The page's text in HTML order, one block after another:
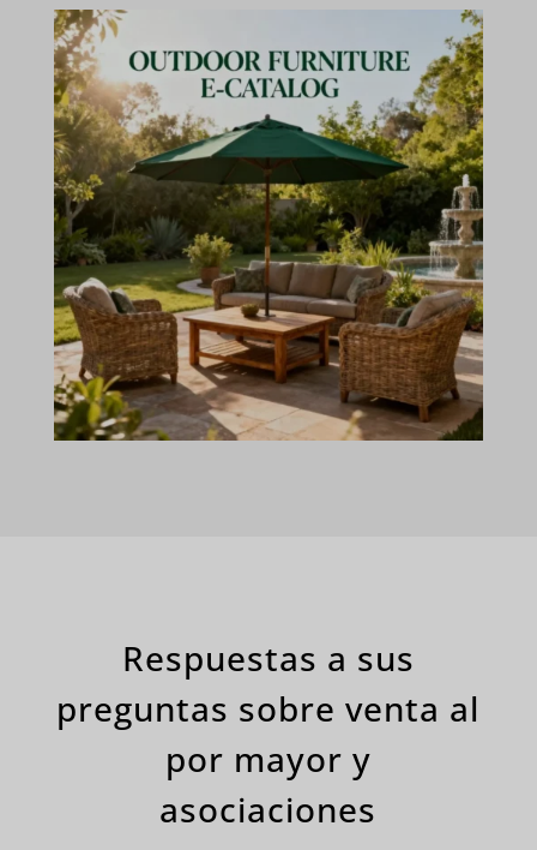
Respuestas a sus
preguntas sobre venta al
por mayor y
asociaciones